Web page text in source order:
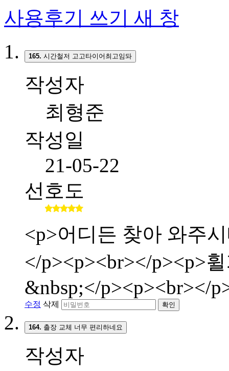
사용후기 쓰기 새 창
165. 시간철저 고고타이어최고임돠
작성자
최형준
작성일
21-05-22
선호도
<p>어디든 찾아 와주
</p><p><br></p><p>
&nbsp;</p><p><br></
수정 삭제 확인
164. 출장 교체 너무 편리하네요
작성자